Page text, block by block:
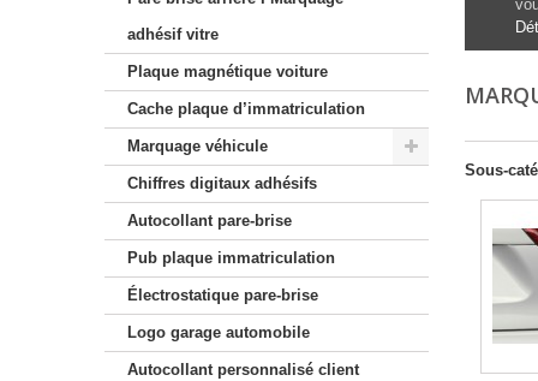
adhésif vitre
Plaque magnétique voiture
Cache plaque d’immatriculation
Marquage véhicule
Chiffres digitaux adhésifs
Autocollant pare-brise
Pub plaque immatriculation
Électrostatique pare-brise
Logo garage automobile
Autocollant personnalisé client
Sous-